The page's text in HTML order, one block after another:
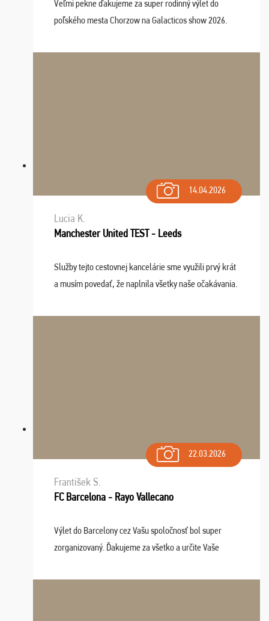
Veľmi pekne ďakujeme za super rodinný výlet do
poľského mesta Chorzow na Galacticos show 2026.
Navštívili sme aj zábavný park Legendia, previe ...
14.04.2026
Lucia K.
Manchester United TEST - Leeds
Služby tejto cestovnej kancelárie sme využili prvý krát
a musím povedať, že naplnila všetky naše očakávania.
dispozícii nonstop (milí, profesionálni ...
22.03.2026
František S.
FC Barcelona - Rayo Vallecano
Výlet do Barcelony cez Vašu spoločnosť bol super
zorganizovaný. Ďakujeme za všetko a určite Vaše